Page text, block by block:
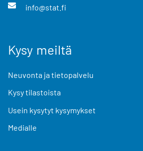
info@stat.fi
Kysy meiltä
Neuvonta ja tietopalvelu
Kysy tilastoista
Usein kysytyt kysymykset
Medialle